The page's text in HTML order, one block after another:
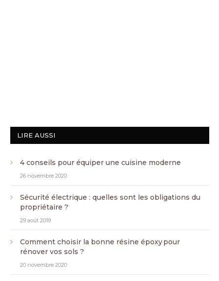
LIRE AUSSI
4 conseils pour équiper une cuisine moderne
26 novembre 2020
Sécurité électrique : quelles sont les obligations du
propriétaire ?
29 août 2019
Comment choisir la bonne résine époxy pour
rénover vos sols ?
20 novembre 2020